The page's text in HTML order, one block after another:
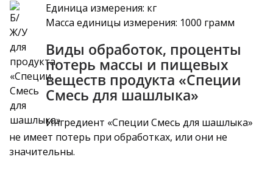
Единица измерения: кг
Масса единицы измерения: 1000 грамм
Виды обработок, проценты
потерь массы и пищевых
веществ продукта «Специи
Смесь для шашлыка»
Ингредиент «Специи Смесь для шашлыка»
не имеет потерь при обработках, или они не
значительны.